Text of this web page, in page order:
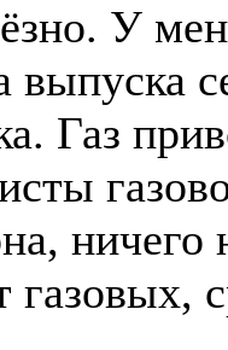
У
выпуска
Газ
ничего
газовых,